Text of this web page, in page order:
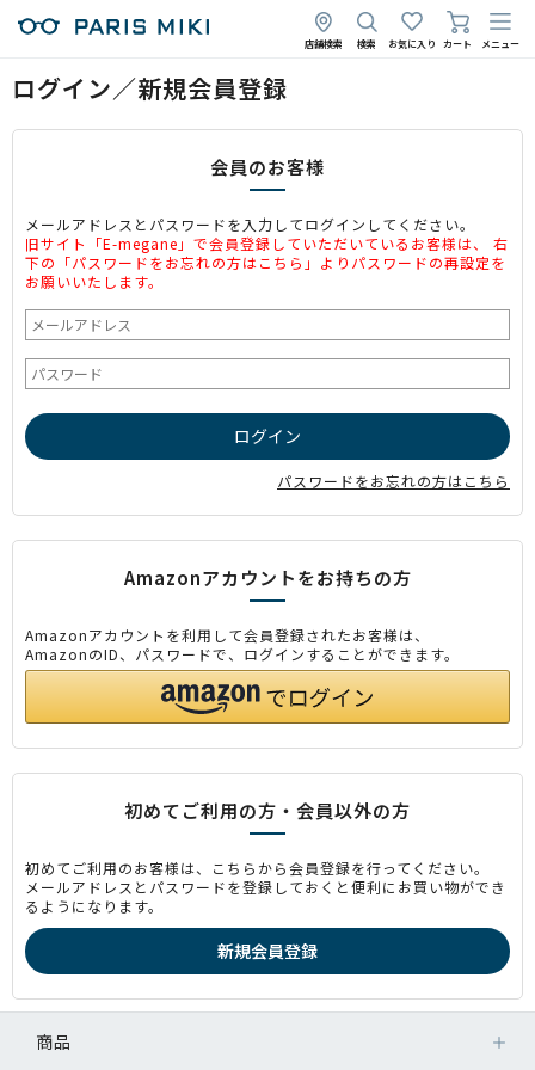
店舗検索 検索 お気に入り カート メニュー
ログイン／新規会員登録
会員のお客様
メールアドレスとパスワードを入力してログインしてください。
旧サイト「E-megane」で会員登録していただいているお客様は、 右
下の「パスワードをお忘れの方はこちら」よりパスワードの再設定を
お願いいたします。
パスワードをお忘れの方はこちら
Amazonアカウントをお持ちの方
Amazonアカウントを利用して会員登録されたお客様は、
AmazonのID、パスワードで、ログインすることができます。
初めてご利用の方・会員以外の方
初めてご利用のお客様は、こちらから会員登録を行ってください。
メールアドレスとパスワードを登録しておくと便利にお買い物ができ
るようになります。
商品